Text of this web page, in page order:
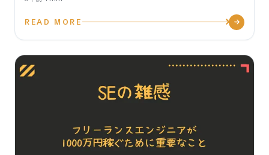
READ MORE